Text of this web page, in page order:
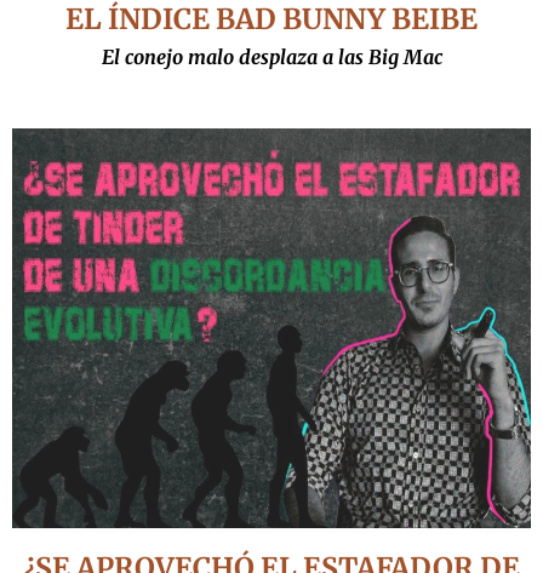
EL ÍNDICE BAD BUNNY BEIBE
El conejo malo desplaza a las Big Mac